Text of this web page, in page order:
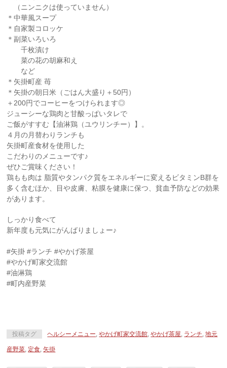
（ニンニクは使っていません）
＊中華風スープ
＊自家製コロッケ
＊副菜いろいろ
千枚漬け
菜の花の胡麻和え
など
＊矢掛町産 苺
＊矢掛の朝日米（ごはん大盛り＋50円）
＋200円でコーヒーをつけられます◎
ジューシーな鶏肉と甘酸っぱいタレで
ご飯がすすむ【油淋鶏（ユウリンチー）】。
４月の月替わりランチも
矢掛町産食材を使用した
こだわりのメニューです♪
ぜひご賞味ください！
鶏もも肉は 脂質やタンパク質をエネルギーに変えるビタミンB群を
多く含むほか、目や皮膚、粘膜を健康に保つ、貧血予防などの効果
があります。
しっかり食べて
新年度も元気にがんばりましょー♪
#矢掛 #ランチ #やかげ茶屋
#やかげ町家交流館
#油淋鶏
#町内産野菜
投稿タグ ヘルシーメニュー ,やかげ町家交流館 ,やかげ茶屋 ランチ ,地元
産野菜 定食 ,矢掛